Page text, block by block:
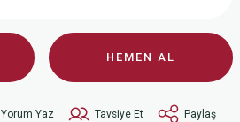
HEMEN AL
Yorum Yaz Tavsiye Et Paylaş